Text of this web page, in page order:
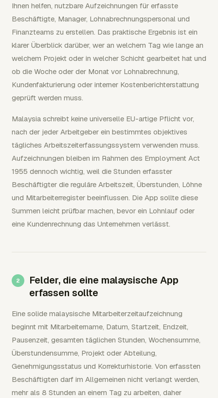
Ihnen helfen, nutzbare Aufzeichnungen für erfasste
Beschäftigte, Manager, Lohnabrechnungspersonal und
Finanzteams zu erstellen. Das praktische Ergebnis ist ein
klarer Überblick darüber, wer an welchem Tag wie lange an
welchem Projekt oder in welcher Schicht gearbeitet hat und
ob die Woche oder der Monat vor Lohnabrechnung,
Kundenfakturierung oder interner Kostenberichterstattung
geprüft werden muss.
Malaysia schreibt keine universelle EU-artige Pflicht vor,
nach der jeder Arbeitgeber ein bestimmtes objektives
tägliches Arbeitszeiterfassungssystem verwenden muss.
Aufzeichnungen bleiben im Rahmen des Employment Act
1955 dennoch wichtig, weil die Stunden erfasster
Beschäftigter die reguläre Arbeitszeit, Überstunden, Löhne
und Mitarbeiterregister beeinflussen. Die App sollte diese
Summen leicht prüfbar machen, bevor ein Lohnlauf oder
eine Kundenrechnung das Unternehmen verlässt.
Felder, die eine malaysische App
erfassen sollte
Eine solide malaysische Mitarbeiterzeitaufzeichnung
beginnt mit Mitarbeitername, Datum, Startzeit, Endzeit,
Pausenzeit, gesamten täglichen Stunden, Wochensumme,
Überstundensumme, Projekt oder Abteilung,
Genehmigungsstatus und Korrekturhistorie. Von erfassten
Beschäftigten darf im Allgemeinen nicht verlangt werden,
mehr als 8 Stunden an einem Tag zu arbeiten, daher